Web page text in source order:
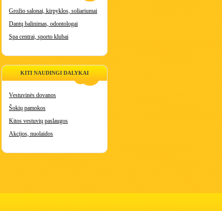
Grožio salonai, kirpyklos, soliariumai
Dantų balinimas, odontologai
Spa centrai, sporto klubai
KITI NAUDINGI DALYKAI
Vestuvinės dovanos
Šokių pamokos
Kitos vestuvių paslaugos
Akcijos, nuolaidos